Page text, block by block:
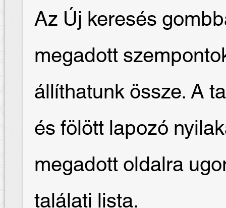
Az Új keresés
megadott
állíthatunk össze. A
és fölött lapozó
megadott oldalra